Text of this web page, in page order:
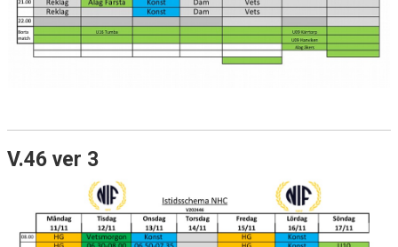
V.46 ver 3